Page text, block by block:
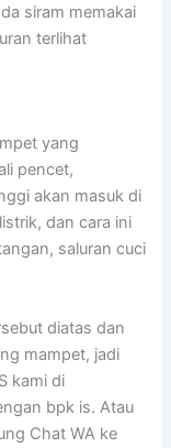
siram memakai
terlihat
yang
pencet,
akan masuk di
dan cara ini
saluran cuci
diatas dan
mampet, jadi
kami di
bpk is. Atau
Chat WA ke